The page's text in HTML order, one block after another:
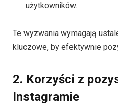
użytkowników.
Te wyzwania wymagają
kluczowe, by efektywnie
2. Korzyści z
Instagramie